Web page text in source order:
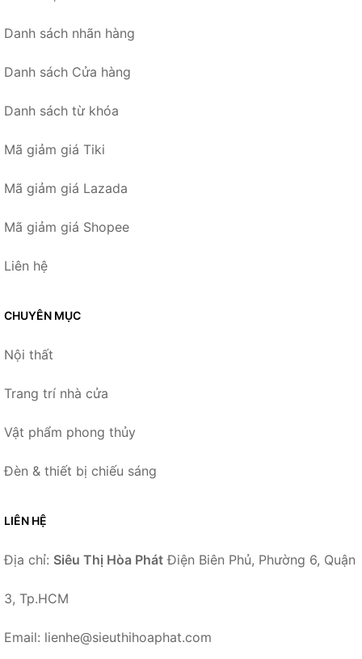
Danh sách nhãn hàng
Danh sách Cửa hàng
Danh sách từ khóa
Mã giảm giá Tiki
Mã giảm giá Lazada
Mã giảm giá Shopee
Liên hệ
CHUYÊN MỤC
Nội thất
Trang trí nhà cửa
Vật phẩm phong thủy
Đèn & thiết bị chiếu sáng
LIÊN HỆ
Địa chỉ: Siêu Thị Hòa Phát Điện Biên Phủ, Phường 6, Quận
3, Tp.HCM
Email: lienhe@sieuthihoaphat.com